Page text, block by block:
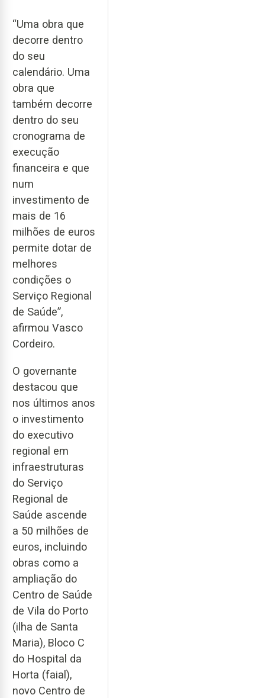
“Uma obra que
decorre dentro
do seu
calendário. Uma
obra que
também decorre
dentro do seu
cronograma de
execução
financeira e que
num
investimento de
mais de 16
milhões de euros
permite dotar de
melhores
condições o
Serviço Regional
de Saúde”,
afirmou Vasco
Cordeiro.
O governante
destacou que
nos últimos anos
o investimento
do executivo
regional em
infraestruturas
do Serviço
Regional de
Saúde ascende
a 50 milhões de
euros, incluindo
obras como a
ampliação do
Centro de Saúde
de Vila do Porto
(ilha de Santa
Maria), Bloco C
do Hospital da
Horta (faial),
novo Centro de